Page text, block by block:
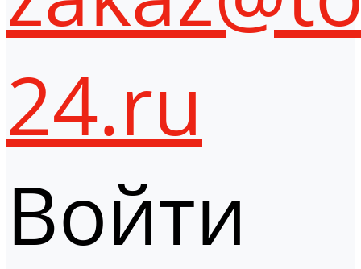
24.ru
Войти